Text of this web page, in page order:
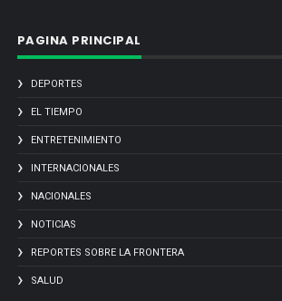
PAGINA PRINCIPAL
DEPORTES
EL TIEMPO
ENTRETENIMIENTO
INTERNACIONALES
NACIONALES
NOTICIAS
REPORTES SOBRE LA FRONTERA
SALUD